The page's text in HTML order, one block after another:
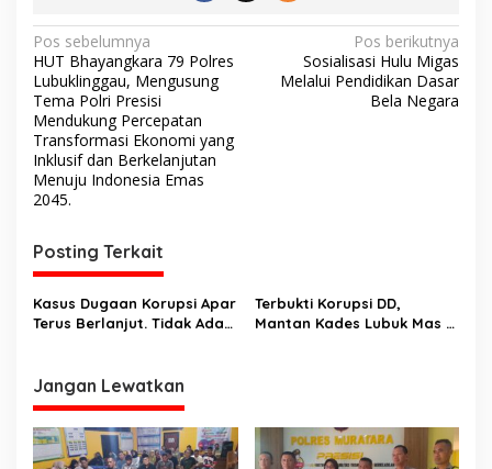
N
a
v
i
g
a
i
p
o
Pos sebelumnya
HUT Bhayangkara 79 Polres
Lubuklinggau, Mengusung
Tema Polri Presisi
Mendukung Percepatan
Transformasi Ekonomi yang
Inklusif dan Berkelanjutan
Menuju Indonesia Emas
2045.
Pos berikutnya
Sosialisasi Hulu Migas
Melalui Pendidikan Dasar
Bela Negara
Posting Terkait
Kasus Dugaan Korupsi Apar
Terus Berlanjut. Tidak Ada
Terbukti Korupsi DD,
Mantan Kades Lubuk Mas Di
Jangan Lewatkan